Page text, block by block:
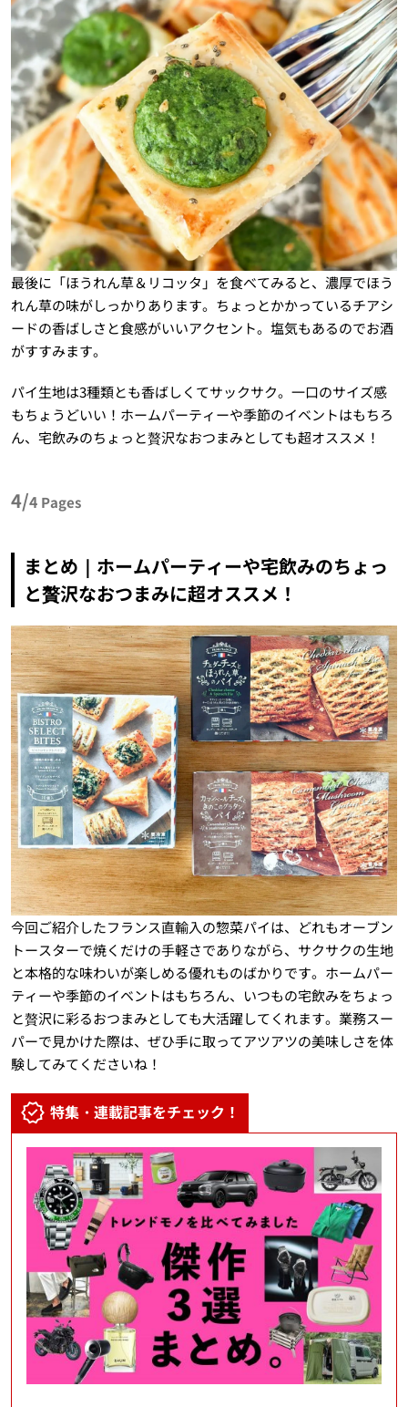
最後に「ほうれん草＆リコッタ」を食べてみると、濃厚でほう
れん草の味がしっかりあります。ちょっとかかっているチアシ
ードの香ばしさと食感がいいアクセント。塩気もあるのでお酒
がすすみます。
パイ生地は3種類とも香ばしくてサックサク。一口のサイズ感
もちょうどいい！ホームパーティーや季節のイベントはもちろ
ん、宅飲みのちょっと贅沢なおつまみとしても超オススメ！
4/4 Pages
まとめ｜ホームパーティーや宅飲みのちょっ
と贅沢なおつまみに超オススメ！
今回ご紹介したフランス直輸入の惣菜パイは、どれもオーブン
トースターで焼くだけの手軽さでありながら、サクサクの生地
と本格的な味わいが楽しめる優れものばかりです。ホームパー
ティーや季節のイベントはもちろん、いつもの宅飲みをちょっ
と贅沢に彩るおつまみとしても大活躍してくれます。業務スー
パーで見かけた際は、ぜひ手に取ってアツアツの美味しさを体
験してみてくださいね！
特集・連載記事をチェック！